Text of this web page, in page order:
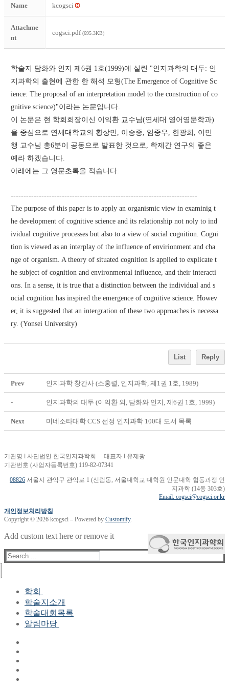
Name kcogsci
Attachme
nt
cogsci.pdf(695.3KB)
학술지 담화와 인지 제6권 1호(1999)에 실린 "인지과학의 대두: 인
지과학의 출현에 관한 한 해석 모형(The Emergence of Cognitive Sc
ience: The proposal of an interpretation model to the construction of co
gnitive science)"이라는 논문입니다.
이 논문은 현 학회회장이신 이익환 교수님(연세대 영어영문학과)
을 중심으로 연세대학교의 황상민, 이승종, 임중우, 한광희, 이민
행 교수님 총6분이 공동으로 발표한 것으로, 학제간 연구의 좋은
예라 하겠습니다.
아래에는 그 영문초록을 적습니다.
-------------------------------------------------------------------------
The purpose of this paper is to apply an organismic view in examinig t
he development of cognitive science and its relationship not noly to ind
ividual cognitive processes but also to a view of social cognition. Cogni
tion is viewed as an interplay of the influence of envirionment and cha
nge of organism. A theory of situated cognition is applied to explicate t
he subject of cognition and environmental influence, and their interacti
ons. In a sense, it is true that a distinction between the individual and s
ocial cognition has inspired the emergence of cognitive science. Howev
er, it is suggested that an intergration of these two approaches is necessa
ry. (Yonsei University)
List Reply
Prev 인지과학 창간사 (소홍렬, 인지과학, 제1권 1호, 1989)
- 인지과학의 대두 (이익환 외, 담화와 인지, 제6권 1호, 1999)
Next 미네소타대학 CCS 선정 인지과학 100대 도서 목록
기관명 l 사단법인 한국인지과학회 대표자 l 유제광
기관번호 (사업자등록번호) 119-82-07341
08826 서울시 관악구 관악로 1 (신림동, 서울대학교 대학원 인문대학 협동과정 인
지과학 (14동 303호)
Email. cogsci@cogsci.or.kr
개인정보처리방침
Copyright © 2026 kcogsci – Powered by Customify.
Add custom text here or remove it
Search
for:
학회
학회장 인사말
현 임원진
역대 임원진
학술지소개
학술대회목록
알림마당